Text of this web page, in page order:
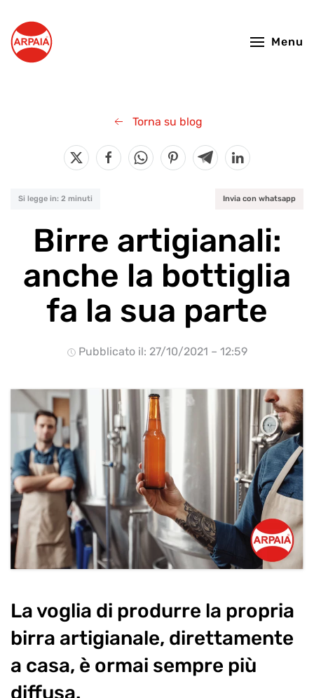
Skip to main content
Menu
Torna su blog
Invia con whatsapp
Si legge in: 2 minuti
Birre artigianali:
anche la bottiglia
fa la sua parte
Pubblicato il: 27/10/2021 – 12:59
La voglia di produrre la propria
birra artigianale, direttamente
a casa, è ormai sempre più
diffusa.